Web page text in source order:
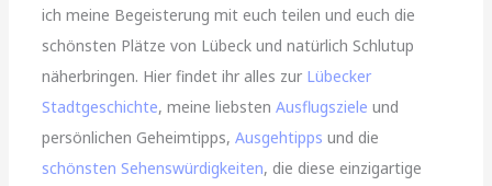
ich meine Begeisterung mit euch teilen und euch die
schönsten Plätze von Lübeck und natürlich Schlutup
näherbringen. Hier findet ihr alles zur Lübecker
Stadtgeschichte, meine liebstenAusflugsziele und
persönlichen Geheimtipps,Ausgehtipps und die
schönsten Sehenswürdigkeiten, die diese einzigartige